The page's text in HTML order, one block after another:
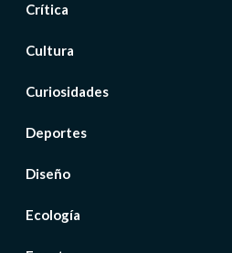
Crítica
Cultura
Curiosidades
Deportes
Diseño
Ecología